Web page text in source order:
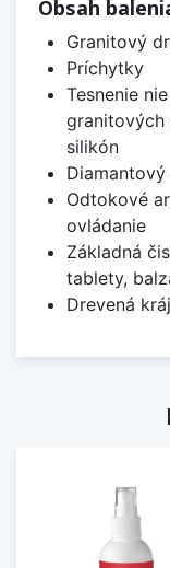
Obsah
Granitový
Príchytky
Tesnenie
granitových
silikón
Odtokové
ovládanie
Základná
tablety,
Drevená